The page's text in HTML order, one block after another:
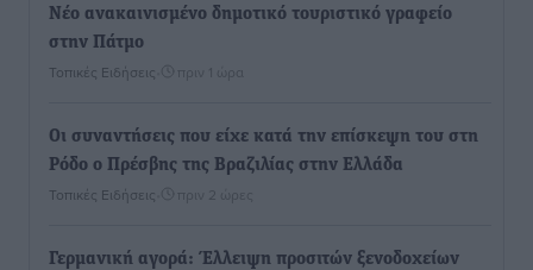
Νέο ανακαινισμένο δημοτικό τουριστικό γραφείο
στην Πάτμο
Τοπικές Ειδήσεις πριν 1 ώρα
Οι συναντήσεις που είχε κατά την επίσκεψη του στη
Ρόδο ο Πρέσβης της Βραζιλίας στην Ελλάδα
Τοπικές Ειδήσεις πριν 2 ώρες
Γερμανική αγορά: Έλλειψη προσιτών ξενοδοχείων